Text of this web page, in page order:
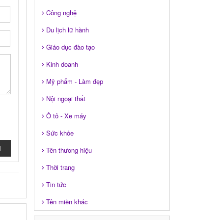
Công nghệ
Du lịch lữ hành
Giáo dục đào tạo
Kinh doanh
Mỹ phẩm - Làm đẹp
Nội ngoại thất
Ô tô - Xe máy
Sức khỏe
Tên thương hiệu
Thời trang
Tin tức
Tên miền khác